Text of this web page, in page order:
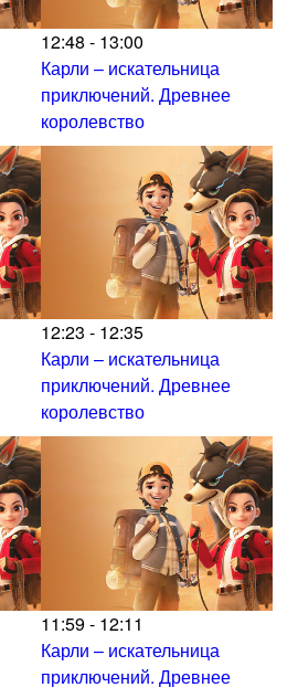
12:48 - 13:00
Карли – искательница
приключений. Древнее
королевство
12:23 - 12:35
Карли – искательница
приключений. Древнее
королевство
11:59 - 12:11
Карли – искательница
приключений. Древнее